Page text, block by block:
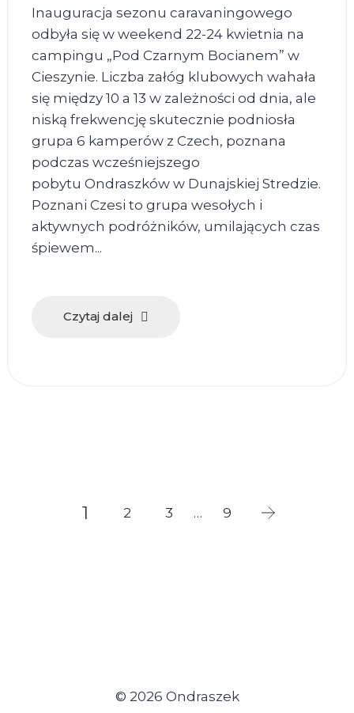
Inauguracja sezonu caravaningowego
odbyła się w weekend 22-24 kwietnia na
campingu „Pod Czarnym Bocianem” w
Cieszynie. Liczba załóg klubowych wahała
się między 10 a 13 w zależności od dnia, ale
niską frekwencję skutecznie podniosła
grupa 6 kamperów z Czech, poznana
podczas wcześniejszego
pobytu Ondraszków w Dunajskiej Stredzie.
Poznani Czesi to grupa wesołych i
aktywnych podróżników, umilających czas
śpiewem...
Czytaj dalej
1 2 3 … 9
© 2026 Ondraszek